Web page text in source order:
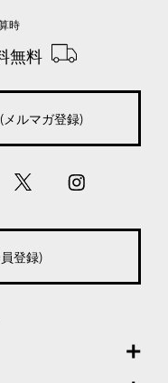
時
無料
ルマガ登録)
登録)